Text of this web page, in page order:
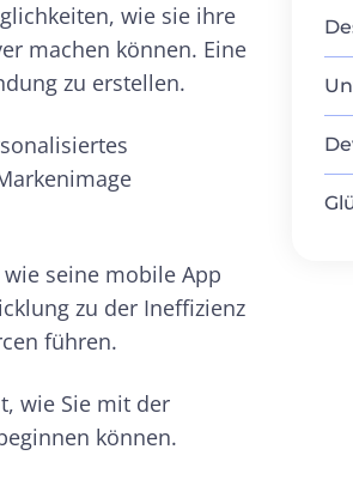
wie sie ihre
machen können. Eine
zu erstellen.
seine mobile App
zu der Ineffizienz
führen.
wie Sie mit der
können.